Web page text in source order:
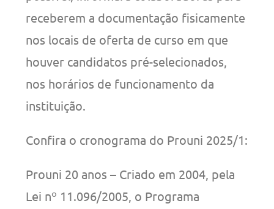
receberem a documentação fisicamente
nos locais de oferta de curso em que
houver candidatos pré-selecionados,
nos horários de funcionamento da
instituição.
Confira o cronograma do Prouni 2025/1:
Prouni 20 anos – Criado em 2004, pela
Lei nº 11.096/2005, o Programa